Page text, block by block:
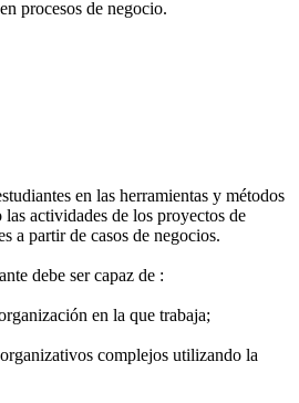
procesos de negocio.
en las herramientas y métodos
actividades de los proyectos de
a partir de casos de negocios.
debe ser capaz de :
en la que trabaja;
complejos utilizando la